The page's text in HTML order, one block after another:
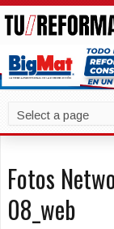
Fotos
08_web